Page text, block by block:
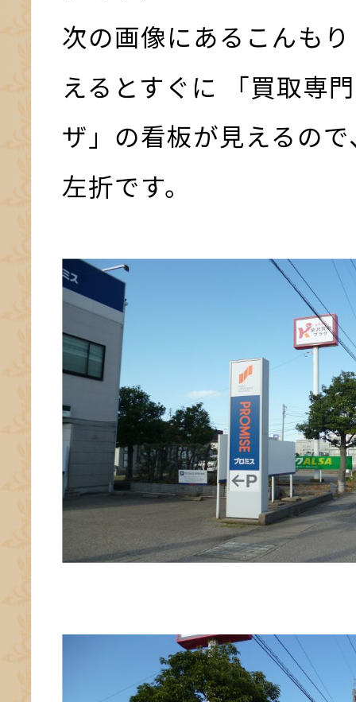
次の画像にあるこんも
えるとすぐに 「買取専
ザ」の看板が見えるの
左折です。